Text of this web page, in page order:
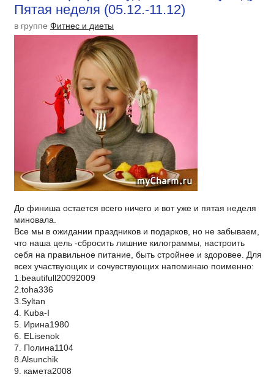
Пятая неделя (05.12.-11.12)
в группе Фитнес и диеты
До финиша остается всего ничего и вот уже и пятая неделя
миновала.
Все мы в ожидании праздников и подарков, но не забываем,
что наша цель -сбросить лишние килограммы, настроить
себя на правильное питание, быть стройнее и здоровее. Для
всех участвующих и сочувствующих напоминаю поименно:
1.beautifull20092009
2.toha336
3.Syltan
4. Kuba-I
5. Ирина1980
6. ELisenok
7. Полина1104
8.Alsunchik
9. камета2008